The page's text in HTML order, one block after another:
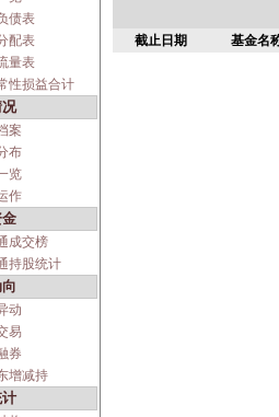
债表
配表
量表
性损益合计
案
布
览
作
成交榜
持股统计
动
易
券
增减持
截止日期 基金名